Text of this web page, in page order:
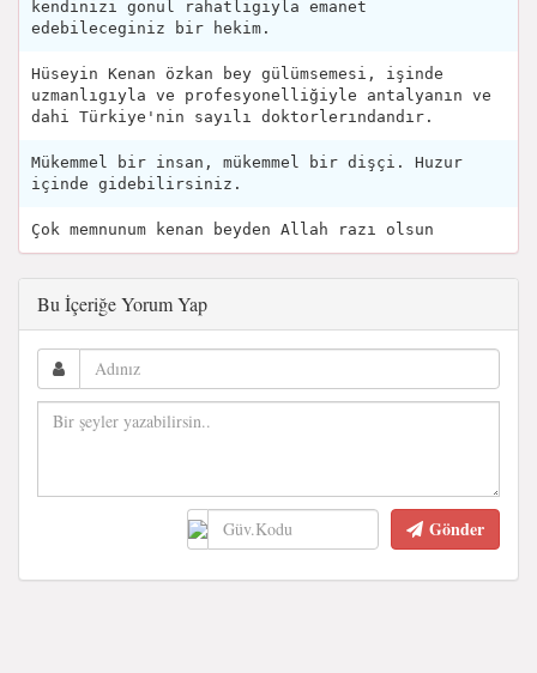
kendinizi gonul rahatligiyla emanet
edebileceginiz bir hekim.
Hüseyin Kenan özkan bey gülümsemesi, işinde
uzmanlıgıyla ve profesyonelliğiyle antalyanın ve
dahi Türkiye'nin sayılı doktorlerındandır.
Mükemmel bir insan, mükemmel bir dişçi. Huzur
içinde gidebilirsiniz.
Çok memnunum kenan beyden Allah razı olsun
Bu İçeriğe Yorum Yap
Gönder